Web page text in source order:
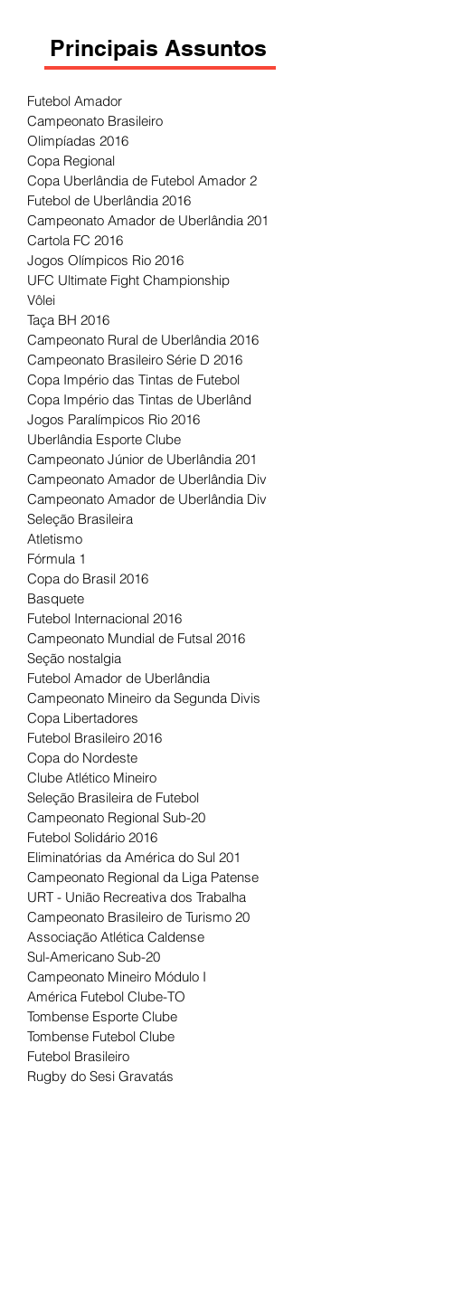
Principais Assuntos
Futebol Amador
Campeonato Brasileiro
Olimpíadas 2016
Copa Regional
Copa Uberlândia de Futebol Amador 2
Futebol de Uberlândia 2016
Campeonato Amador de Uberlândia 201
Cartola FC 2016
Jogos Olímpicos Rio 2016
UFC Ultimate Fight Championship
Vôlei
Taça BH 2016
Campeonato Rural de Uberlândia 2016
Campeonato Brasileiro Série D 2016
Copa Império das Tintas de Futebol
Copa Império das Tintas de Uberlând
Jogos Paralímpicos Rio 2016
Uberlândia Esporte Clube
Campeonato Júnior de Uberlândia 201
Campeonato Amador de Uberlândia Div
Campeonato Amador de Uberlândia Div
Seleção Brasileira
Atletismo
Fórmula 1
Copa do Brasil 2016
Basquete
Futebol Internacional 2016
Campeonato Mundial de Futsal 2016
Seção nostalgia
Futebol Amador de Uberlândia
Campeonato Mineiro da Segunda Divis
Copa Libertadores
Futebol Brasileiro 2016
Copa do Nordeste
Clube Atlético Mineiro
Seleção Brasileira de Futebol
Campeonato Regional Sub-20
Futebol Solidário 2016
Eliminatórias da América do Sul 201
Campeonato Regional da Liga Patense
URT - União Recreativa dos Trabalha
Campeonato Brasileiro de Turismo 20
Associação Atlética Caldense
Sul-Americano Sub-20
Campeonato Mineiro Módulo I
América Futebol Clube-TO
Tombense Esporte Clube
Tombense Futebol Clube
Futebol Brasileiro
Rugby do Sesi Gravatás